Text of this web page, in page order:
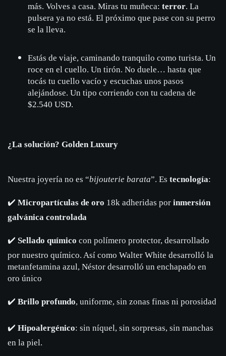
más. Volves a casa. Miras tu muñeca: terror. La
pulsera ya no está. El próximo que pase con su perro
se la lleva.
Estás de viaje, caminando tranquilo como turista. Un
roce en el cuello. Un tirón. No duele… hasta que
tocás tu cuello vacío y escuchas unos pasos
alejándose. Un tipo corriendo con tu cadena de
$2.540 USD.
¿La solución? Golden Luxury
Nuestra joyería no es “bijouterie barata”. Es tecnología:
✔️ Micropartículas de oro 18k adheridas por inmersión
galvánica controlada
✔️ Sellado químico con polímero protector, desarrollado
por nuestro químico. Así como Walter White desarrolló la
metanfetamina azul, Néstor desarrolló un enchapado en
oro único
✔️ Brillo profundo, uniforme, sin zonas finas ni porosidad
✔️ Hipoalergénico: sin níquel, sin sorpresas, sin manchas
en la piel.